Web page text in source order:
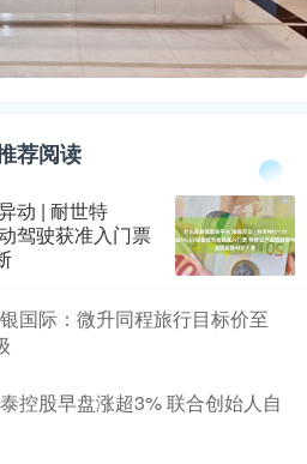
荐阅读
动 | 耐世特
驾驶获准入门票
国际：微升同程旅行目标价至
控股早盘涨超3% 联合创始人自